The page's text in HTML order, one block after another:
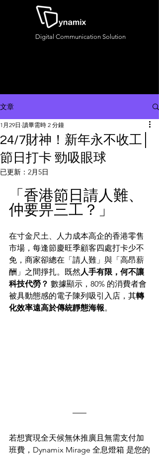
Digital Communication Solution
文章
24/7財神！新年永不收工│
節日打卡 勁吸眼球
1月29日 讀畢需時 2 分鐘
已更新： 2月5日
「香港節日請人難、
仲要畀三工？」
在寸金尺土、人力成本高企的香港零售
市場，每逢節慶旺季顧客四處打卡少不
免，商家卻總在「請人難」與「高昂薪
酬」之間掙扎。既然人手有限，何不讓
科技代勞？ 數據顯示，80% 的消費者會
被具動態感的電子陳列吸引入店，其轉
化效率遠高於傳統靜態海報。
若想實現全天候無休推廣且無需支付加
班費，Dynamix Mirage 全息燈箱 是您的